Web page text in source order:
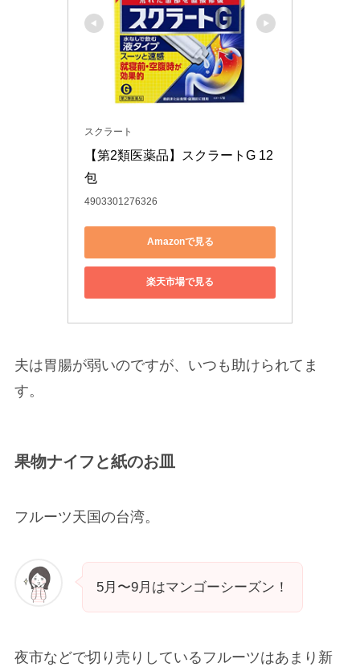
スクラート
【第2類医薬品】スクラートG 12
包
4903301276326
Amazonで見る
楽天市場で見る
夫は胃腸が弱いのですが、いつも助けられてま
す。
果物ナイフと紙のお皿
フルーツ天国の台湾。
5月〜9月はマンゴーシーズン！
夜市などで切り売りしているフルーツはあまり新